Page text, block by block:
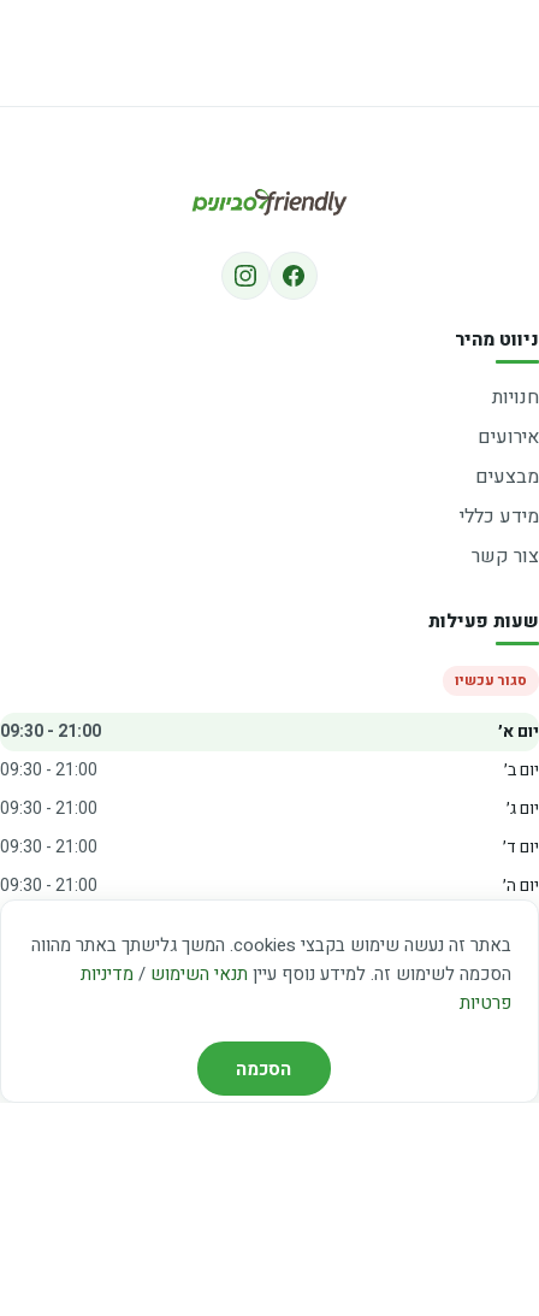
באתר זה נעשה שימוש בקבצי cookies. המשך גלישתך באתר מהווה
הסכמה לשימוש זה. למידע נוסף עיין תנאי השימוש / מדיניות
פרטיות
הסכמה
ניווט מהיר
חנויות
אירועים
מבצעים
מידע כללי
צור קשר
שעות פעילות
סגור עכשיו
יום א׳
09:30 - 21:00
יום ב׳
09:30 - 21:00
יום ג׳
09:30 - 21:00
יום ד׳
09:30 - 21:00
יום ה׳
09:30 - 21:00